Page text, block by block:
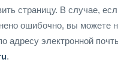
страницу. В случае,
ошибочно, вы можете
адресу электронной
.